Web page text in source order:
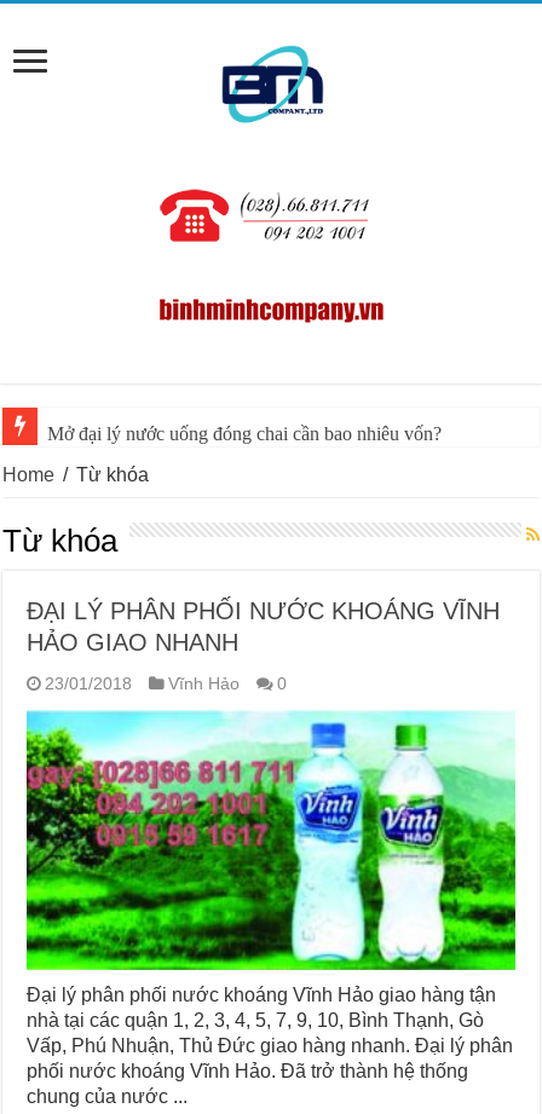
Mở đại lý nước uống đóng chai cần bao nhiêu vốn?
Home / Từ khóa
Từ khóa
ĐẠI LÝ PHÂN PHỐI NƯỚC KHOÁNG VĨNH
HẢO GIAO NHANH
23/01/2018 Vĩnh Hảo 0
Đại lý phân phối nước khoáng Vĩnh Hảo giao hàng tận
nhà tại các quận 1, 2, 3, 4, 5, 7, 9, 10, Bình Thạnh, Gò
Vấp, Phú Nhuận, Thủ Đức giao hàng nhanh. Đại lý phân
phối nước khoáng Vĩnh Hảo. Đã trở thành hệ thống
chung của nước ...